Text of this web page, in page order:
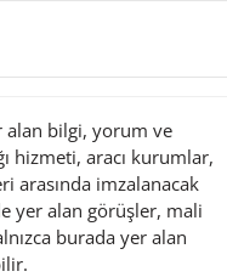
alan bilgi, yorum ve
hizmeti, aracı kurumlar,
arasında imzalanacak
yer alan görüşler, mali
burada yer alan